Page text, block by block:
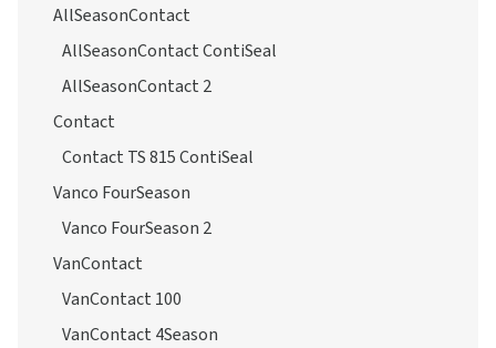
AllSeasonContact
AllSeasonContact ContiSeal
AllSeasonContact 2
Contact
Contact TS 815 ContiSeal
Vanco FourSeason
Vanco FourSeason 2
VanContact
VanContact 100
VanContact 4Season